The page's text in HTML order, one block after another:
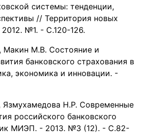
системы: тенденции,
// Территория новых
№1. - С.120-126.
Макин М.В. Состояние и
банковского страхования в
экономика и инновации. -
Язмухамедова Н.Р. Современные
российского банковского
МИЭП. - 2013. №3 (12). - С.82-